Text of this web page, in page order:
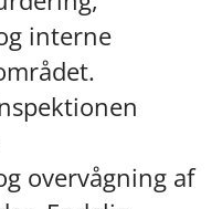
interne
overvågning af